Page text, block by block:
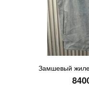
Замшевый